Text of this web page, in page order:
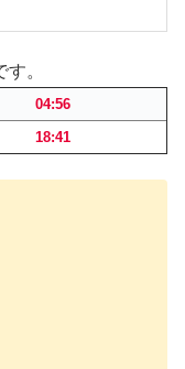
。
04:56
18:41